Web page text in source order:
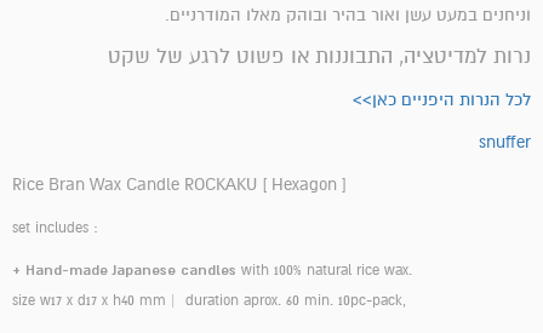
וניחנים במעט עשן ואור בהיר ובוהק מאלו המודרניים.
נרות למדיטציה, התבוננות או פשוט לרגע של שקט
לכל הנרות היפניים כאן>>
snuffer
Rice Bran Wax Candle ROCKAKU [ Hexagon ]
set includes :
+ Hand-made Japanese candles with 100% natural rice wax.
size w17 x d17 x h40 mm | duration aprox. 60 min. 10pc-pack,